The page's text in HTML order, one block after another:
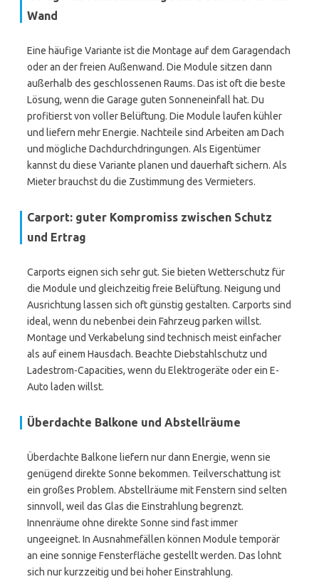
Wand
Eine häufige Variante ist die Montage auf dem Garagendach
oder an der freien Außenwand. Die Module sitzen dann
außerhalb des geschlossenen Raums. Das ist oft die beste
Lösung, wenn die Garage guten Sonneneinfall hat. Du
profitierst von voller Belüftung. Die Module laufen kühler
und liefern mehr Energie. Nachteile sind Arbeiten am Dach
und mögliche Dachdurchdringungen. Als Eigentümer
kannst du diese Variante planen und dauerhaft sichern. Als
Mieter brauchst du die Zustimmung des Vermieters.
Carport: guter Kompromiss zwischen Schutz
und Ertrag
Carports eignen sich sehr gut. Sie bieten Wetterschutz für
die Module und gleichzeitig freie Belüftung. Neigung und
Ausrichtung lassen sich oft günstig gestalten. Carports sind
ideal, wenn du nebenbei dein Fahrzeug parken willst.
Montage und Verkabelung sind technisch meist einfacher
als auf einem Hausdach. Beachte Diebstahlschutz und
Ladestrom-Capacities, wenn du Elektrogeräte oder ein E-
Auto laden willst.
Überdachte Balkone und Abstellräume
Überdachte Balkone liefern nur dann Energie, wenn sie
genügend direkte Sonne bekommen. Teilverschattung ist
ein großes Problem. Abstellräume mit Fenstern sind selten
sinnvoll, weil das Glas die Einstrahlung begrenzt.
Innenräume ohne direkte Sonne sind fast immer
ungeeignet. In Ausnahmefällen können Module temporär
an eine sonnige Fensterfläche gestellt werden. Das lohnt
sich nur kurzzeitig und bei hoher Einstrahlung.